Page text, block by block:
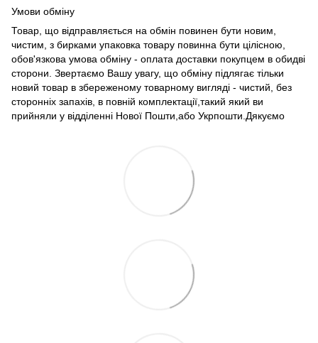
Умови обміну
Товар, що відправляється на обмін повинен бути новим,
чистим, з бирками упаковка товару повинна бути цілісною,
обов'язкова умова обміну - оплата доставки покупцем в обидві
сторони. Звертаємо Вашу увагу, що обміну підлягає тільки
новий товар в збереженому товарному вигляді - чистий, без
сторонніх запахів, в повній комплектації,такий який ви
прийняли у відділенні Нової Пошти,або Укрпошти.Дякуємо